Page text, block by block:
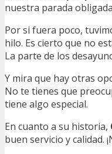
nuestra parada
Por si fuera poco,
hilo. Es cierto que no
La parte de los
Y mira que hay otras
No te tienes que
tiene algo especial.
En cuanto a su historia,
buen servicio y calidad.